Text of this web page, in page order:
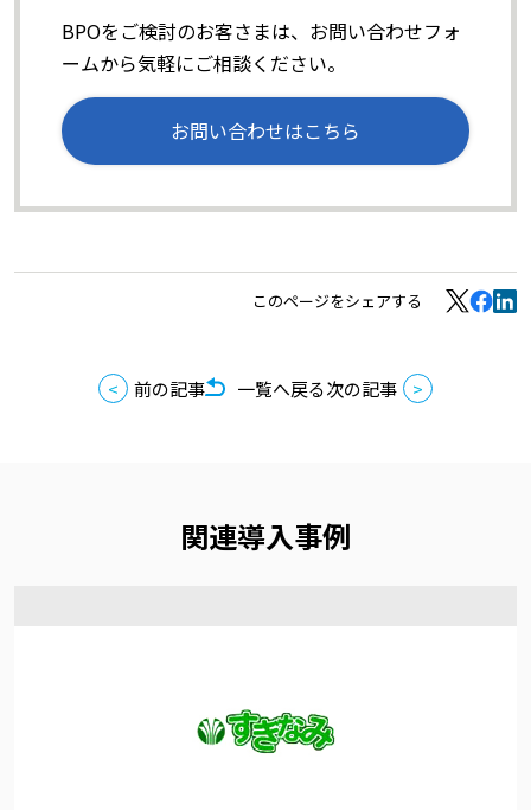
BPOをご検討のお客さまは、お問い合わせフォ
ームから気軽にご相談ください。
お問い合わせはこちら
このページをシェアする
前の記事 一覧へ戻る次の記事
関連導入事例